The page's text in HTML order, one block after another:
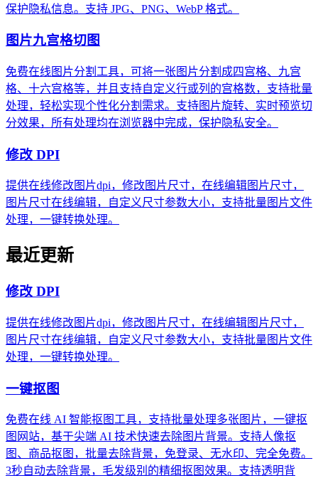
保护隐私信息。支持 JPG、PNG、WebP 格式。
图片九宫格切图
免费在线图片分割工具，可将一张图片分割成四宫格、九宫
格、十六宫格等，并且支持自定义行或列的宫格数，支持批量
处理，轻松实现个性化分割需求。支持图片旋转、实时预览切
分效果，所有处理均在浏览器中完成，保护隐私安全。
修改 DPI
提供在线修改图片dpi，修改图片尺寸，在线编辑图片尺寸，
图片尺寸在线编辑，自定义尺寸参数大小，支持批量图片文件
处理，一键转换处理。
最近更新
修改 DPI
提供在线修改图片dpi，修改图片尺寸，在线编辑图片尺寸，
图片尺寸在线编辑，自定义尺寸参数大小，支持批量图片文件
处理，一键转换处理。
一键抠图
免费在线 AI 智能抠图工具，支持批量处理多张图片，一键抠
图网站，基于尖端 AI 技术快速去除图片背景。支持人像抠
图、商品抠图，批量去除背景，免登录、无水印、完全免费。
3秒自动去除背景，毛发级别的精细抠图效果。支持透明背